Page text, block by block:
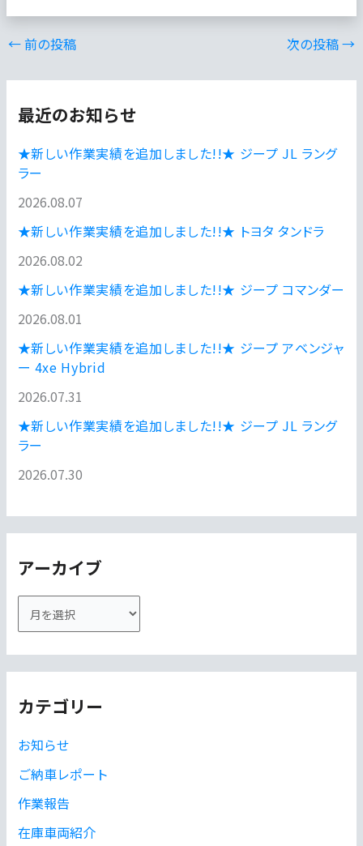
←前の投稿 次の投稿→
最近のお知らせ
★新しい作業実績を追加しました!!★ ジープ JL ラング
ラー
2026.08.07
★新しい作業実績を追加しました!!★ トヨタ タンドラ
2026.08.02
★新しい作業実績を追加しました!!★ ジープ コマンダー
2026.08.01
★新しい作業実績を追加しました!!★ ジープ アベンジャ
ー 4xe Hybrid
2026.07.31
★新しい作業実績を追加しました!!★ ジープ JL ラング
ラー
2026.07.30
アーカイブ
ー
カ
ブ
カテゴリー
お知らせ
ご納車レポート
作業報告
在庫車両紹介